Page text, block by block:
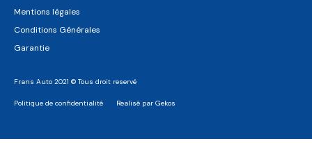
Mentions légales
Conditions Générales
Garantie
Frans Auto 2021 © Tous droit reservé
Politique de confidentialité Realisé par Gekos